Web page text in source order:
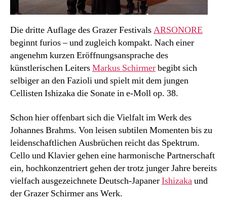
Die dritte Auflage des Grazer FestivalsARSONORE
beginnt furios – und zugleich kompakt. Nach einer
angenehm kurzen Eröffnungsansprache des
künstlerischen LeitersMarkus Schirmerbegibt sich
selbiger an den Fazioli und spielt mit dem jungen
Cellisten Ishizaka die Sonate in e-Moll op. 38.
Schon hier offenbart sich die Vielfalt im Werk des
Johannes Brahms. Von leisen subtilen Momenten bis zu
leidenschaftlichen Ausbrüchen reicht das Spektrum.
Cello und Klavier gehen eine harmonische Partnerschaft
ein, hochkonzentriert gehen der trotz junger Jahre bereits
vielfach ausgezeichnete Deutsch-JapanerIshizakaund
der Grazer Schirmer ans Werk.